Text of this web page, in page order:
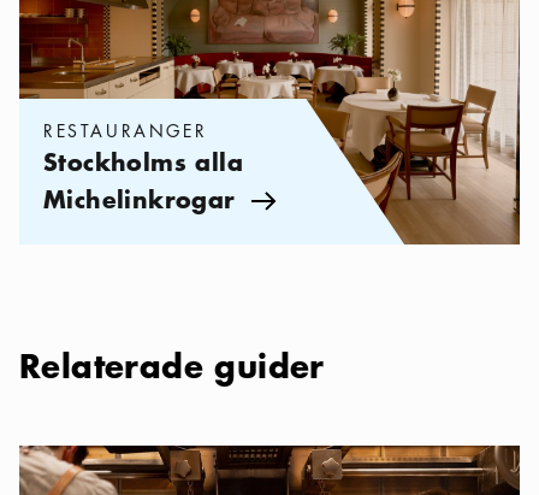
RESTAURANGER
Stockholms alla
Michelinkrogar Pil ikon
Relaterade guider
Nya och trendiga restauranger i Stockholm